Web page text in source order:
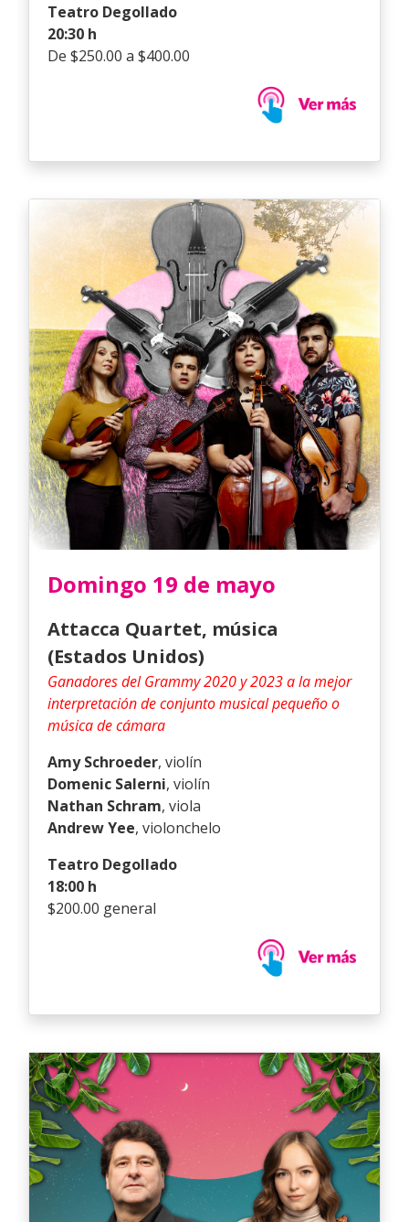
Teatro Degollado
20:30 h
De $250.00 a $400.00
Domingo 19 de mayo
Attacca Quartet, música
(Estados Unidos)
Ganadores del Grammy 2020 y 2023 a la mejor
interpretación de conjunto musical pequeño o
música de cámara
Amy Schroeder, violín
Domenic Salerni, violín
Nathan Schram, viola
Andrew Yee, violonchelo
Teatro Degollado
18:00 h
$200.00 general